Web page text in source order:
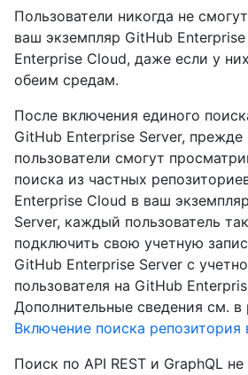
Пользователи никогда не
ваш экземпляр GitHub
Enterprise Cloud, даже если у
обеим средам.
После включения единого
GitHub Enterprise Server,
пользователи смогут
поиска из частных
Enterprise Cloud в ваш
Server, каждый пользователь
подключить свою учетную
GitHub Enterprise Server с
пользователя на GitHub
Дополнительные сведения см. в
Включение поиска репозитория
Поиск по API REST и GraphQL